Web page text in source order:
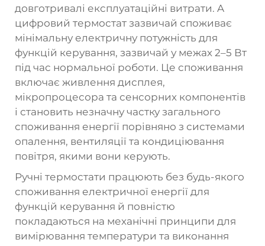
довготривалі експлуатаційні витрати. A
цифровий термостат зазвичай споживає
мінімальну електричну потужність для
функцій керування, зазвичай у межах 2–5 Вт
під час нормальної роботи. Це споживання
включає живлення дисплея,
мікропроцесора та сенсорних компонентів
і становить незначну частку загального
споживання енергії порівняно з системами
опалення, вентиляції та кондиціювання
повітря, якими вони керують.
Ручні термостати працюють без будь-якого
споживання електричної енергії для
функцій керування й повністю
покладаються на механічні принципи для
вимірювання температури та виконання